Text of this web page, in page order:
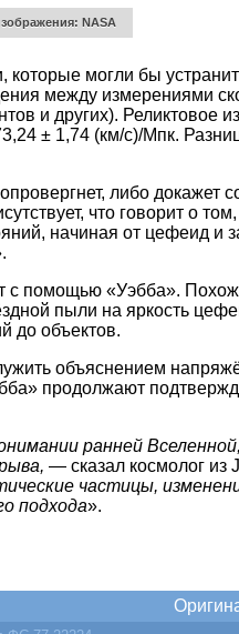
NASA
могли бы
между измерениями
и других). Реликтовое
± 1,74 (км/с)/Мпк.
либо докажет
что говорит о
начиная от цефеид и
с помощью «Уэбба».
пыли на яркость
до объектов.
объяснением
продолжают
ранней
— сказал космолог из
частицы,
подхода».